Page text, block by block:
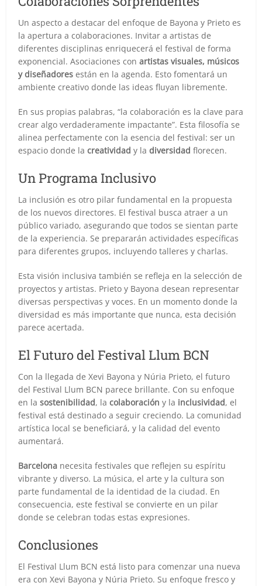
Un aspecto a destacar del enfoque de Bayona y Prieto es
la apertura a colaboraciones. Invitar a artistas de
diferentes disciplinas enriquecerá el festival de forma
exponencial. Asociaciones conartistas visuales, músicos
y diseñadores están en la agenda. Esto fomentará un
ambiente creativo donde las ideas fluyan libremente.
En sus propias palabras, “la colaboración es la clave para
crear algo verdaderamente impactante”. Esta filosofía se
alinea perfectamente con la esencia del festival: ser un
espacio donde lacreatividad y ladiversidad florecen.
Un Programa Inclusivo
La inclusión es otro pilar fundamental en la propuesta
de los nuevos directores. El festival busca atraer a un
público variado, asegurando que todos se sientan parte
de la experiencia. Se prepararán actividades específicas
para diferentes grupos, incluyendo talleres y charlas.
Esta visión inclusiva también se refleja en la selección de
proyectos y artistas. Prieto y Bayona desean representar
diversas perspectivas y voces. En un momento donde la
diversidad es más importante que nunca, esta decisión
parece acertada.
El Futuro del Festival Llum BCN
Con la llegada de Xevi Bayona y Núria Prieto, el futuro
del Festival Llum BCN parece brillante. Con su enfoque
en lasostenibilidad, lacolaboración y la inclusividad, el
festival está destinado a seguir creciendo. La comunidad
artística local se beneficiará, y la calidad del evento
aumentará.
Barcelona necesita festivales que reflejen su espíritu
vibrante y diverso. La música, el arte y la cultura son
parte fundamental de la identidad de la ciudad. En
consecuencia, este festival se convierte en un pilar
donde se celebran todas estas expresiones.
Conclusiones
El Festival Llum BCN está listo para comenzar una nueva
era con Xevi Bayona y Núria Prieto. Su enfoque fresco y